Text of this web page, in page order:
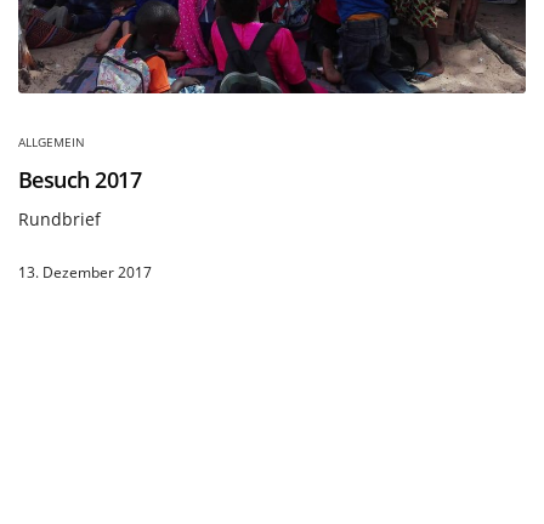
ALLGEMEIN
Besuch 2017
Rundbrief
13. Dezember 2017